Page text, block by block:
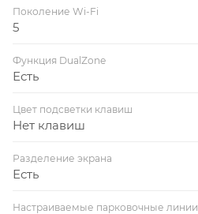
Поколение Wi-Fi
5
Функция DualZone
Есть
Цвет подсветки клавиш
Нет клавиш
Разделение экрана
Есть
Настраиваемые парковочные линии